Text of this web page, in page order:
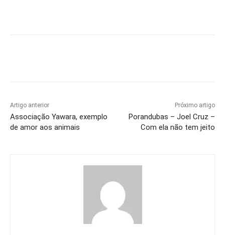
Artigo anterior
Associação Yawara, exemplo
de amor aos animais
Próximo artigo
Porandubas – Joel Cruz –
Com ela não tem jeito